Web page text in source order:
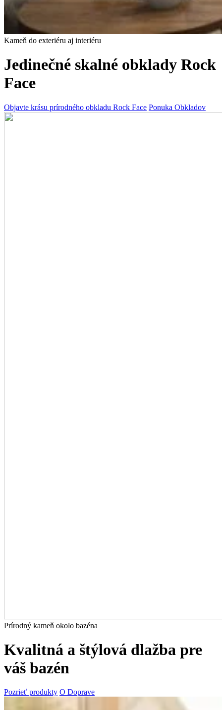
Kameň do exteriéru aj interiéru
Jedinečné skalné obklady Rock
Face
Objavte krásu prírodného obkladu Rock Face Ponuka Obkladov
Prírodný kameň okolo bazéna
Kvalitná a štýlová dlažba pre
váš bazén
Pozrieť produkty O Doprave